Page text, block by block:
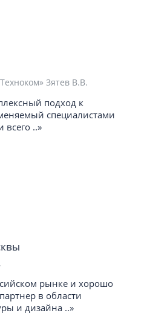
Зятев В.В.
подход к
специалистами
..»
рынке и хорошо
в области
и дизайна ..»